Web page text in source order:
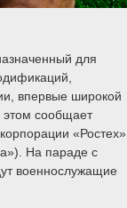
для
впервые широкой
сообщает
«Ростех»
На параде с
военнослужащие